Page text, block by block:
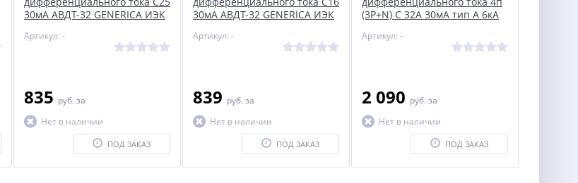
30мА АВДТ-32 GENERICA ИЭК
Артикул: -
835 руб. за
Нет в наличии
ПОД ЗАКАЗ
30мА АВДТ-32 GENERICA ИЭК
Артикул: -
839 руб. за
Нет в наличии
ПОД ЗАКАЗ
(3P+N) C 32А 30мА тип A 6кА
30
Артикул: -
2 090 руб. за
Нет в наличии
ПОД ЗАКАЗ